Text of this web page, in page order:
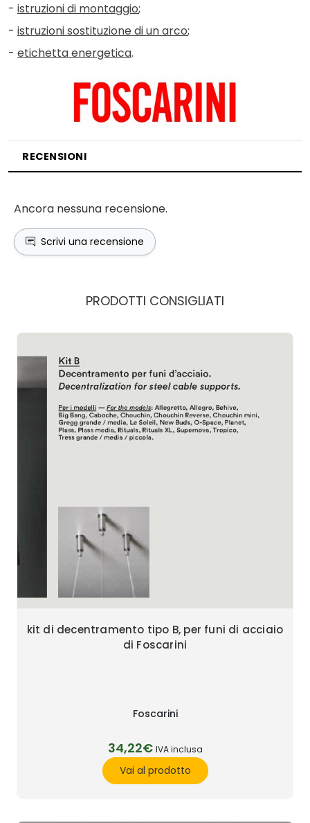
- istruzioni di montaggio;
- istruzioni sostituzione di un arco;
- etichetta energetica.
RECENSIONI
Ancora nessuna recensione.
Scrivi una recensione
PRODOTTI CONSIGLIATI
kit di decentramento tipo B, per funi di acciaio
di Foscarini
Foscarini
34,22€ IVA inclusa
Vai al prodotto